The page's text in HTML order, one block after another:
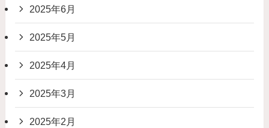
2025年6月
2025年5月
2025年4月
2025年3月
2025年2月